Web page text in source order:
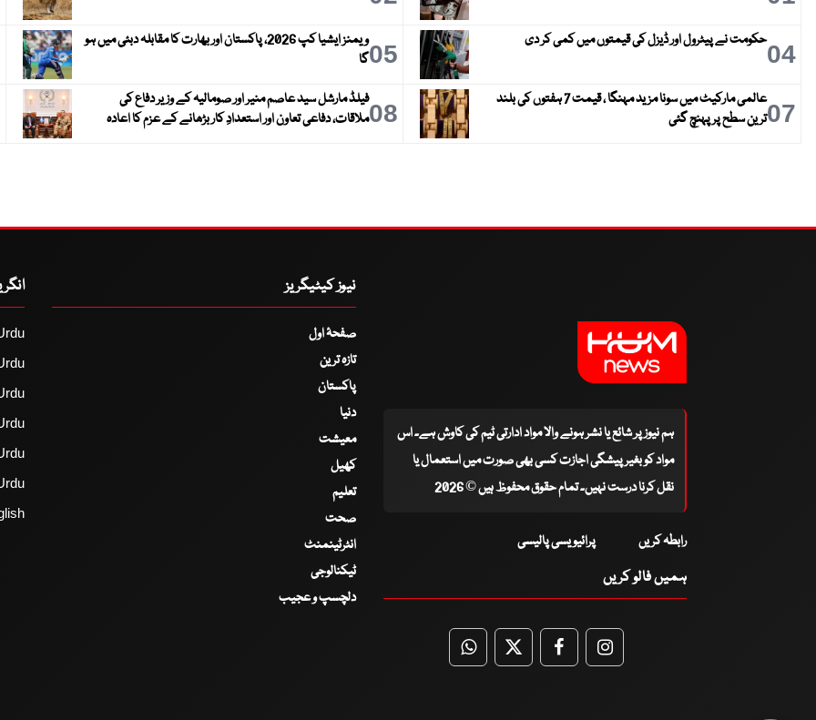
04حکومت نے پیٹرول اور ڈیزل کی قیمتوں میں کمی کر دی 05
ویمنز ایشیا کپ 2026، پاکستان اور بھارت کا مقابلہ دبئی میں ہو
گا
07
عالمی مارکیٹ میں سونا مزید مہنگا ، قیمت 7 ہفتوں کی بلند
ترین سطح پر پہنچ گئی
08فیلڈ مارشل سید عاصم منیر اور صومالیہ کے وزیر دفاع کی
ملاقات، دفاعی تعاون اور استعدادِ کار بڑھانے کے عزم کا اعادہ
ہم نیوز پر شائع یا نشر ہونے والا مواد ادارتی ٹیم کی کاوش ہے۔ اس
مواد کو بغیر پیشگی اجازت کسی بھی صورت میں استعمال یا
نقل کرنا درست نہیں۔ تمام حقوق محفوظ ہیں © 2026
رابطہ کریں پرائیویسی پالیسی
ہمیں فالو کریں
WhatsApp
TwitterFacebookFacebook
نیوز کیٹیگریز
صفحۂ اول
تازہ ترین
پاکستان
دنیا
معیشت
کھیل
تعلیم
صحت
انٹرٹینمنٹ
ٹیکنالوجی
دلچسپ و عجیب